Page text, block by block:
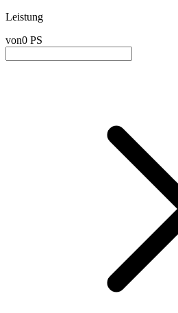
Leistung
von0 PS